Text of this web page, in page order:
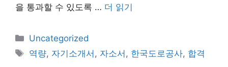
을 통과할 수 있도록 … 더 읽기
카
테
고
Uncategorized
태
역량, 자기소개서 , 자소서 , 한국도로공사, 합격